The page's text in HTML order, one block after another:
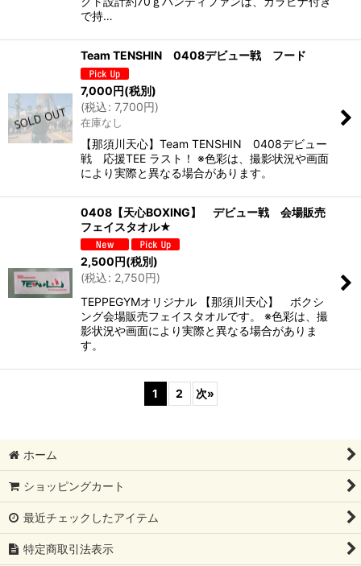
で持…
Team TENSHIN 0408デビュー戦 フード
7,000円(税別)
(税込: 7,700円)
在庫なし
【那須川天心】Team TENSHIN 0408デビュー
戦 応援TEE ラスト！ ※色彩は、撮影状況や画面
により実際と異なる場合があります。
0408【天心BOXING】 デビュー戦 会場販売
フェイスタオル★
2,500円(税別)
(税込: 2,750円)
TEPPEGYMオリジナル 【那須川天心】 ボクシ
ング会場販売フェイスタオルです。 ※色彩は、撮
影状況や画面により実際と異なる場合がありま
す。
1 2 次»
ホーム
ショッピングカート
最近チェックしたアイテム
特定商取引法表示